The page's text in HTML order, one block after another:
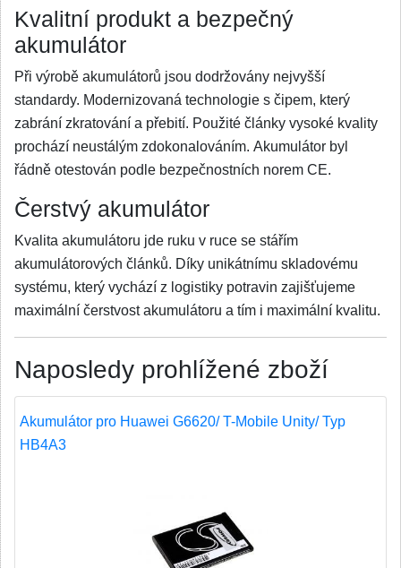
Kvalitní produkt a bezpečný
akumulátor
Při výrobě akumulátorů jsou dodržovány nejvyšší
standardy. Modernizovaná technologie s čipem, který
zabrání zkratování a přebití. Použité články vysoké kvality
prochází neustálým zdokonalováním. Akumulátor byl
řádně otestován podle bezpečnostních norem CE.
Čerstvý akumulátor
Kvalita akumulátoru jde ruku v ruce se stářím
akumulátorových článků. Díky unikátnímu skladovému
systému, který vychází z logistiky potravin zajišťujeme
maximální čerstvost akumulátoru a tím i maximální kvalitu.
Naposledy prohlížené zboží
Akumulátor pro Huawei G6620/ T-Mobile Unity/ Typ
HB4A3